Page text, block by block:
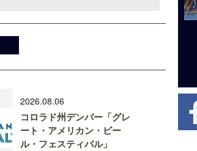
2026.08.06
コロラド州デンバー「グレ
ート・アメリカン・ビー
ル・フェスティバル」